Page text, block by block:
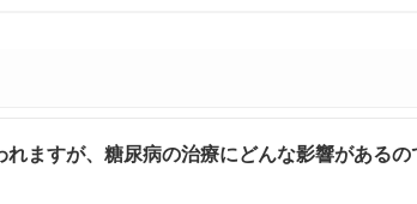
ますが、糖尿病の治療にどんな影響があるの